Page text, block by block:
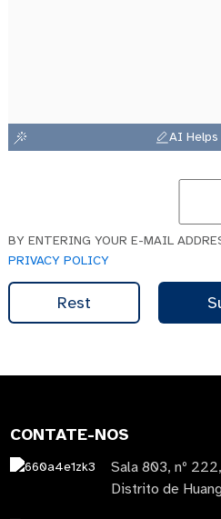
AI
BY ENTERING YOUR E-MAIL
PRIVACY POLICY
Rest
CONTATE-NOS
Sala 803, nº
Distrito de